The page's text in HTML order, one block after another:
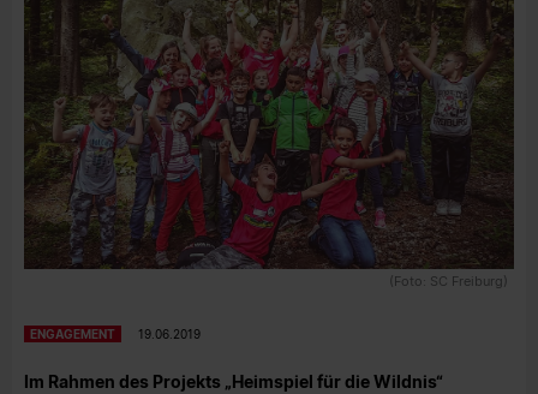
(Foto: SC Freiburg)
ENGAGEMENT 19.06.2019
Im Rahmen des Projekts „Heimspiel für die Wildnis“